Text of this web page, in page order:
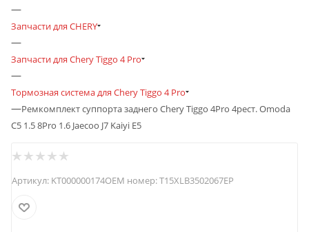
—
Запчасти для CHERY
—
Запчасти для Chery Tiggo 4 Pro
—
Тормозная система для Chery Tiggo 4 Pro
—Ремкомплект суппорта заднего Chery Tiggo 4Pro 4рест. Omoda
C5 1.5 8Pro 1.6 Jaecoo J7 Kaiyi E5
Артикул: KT000000174OEM номер:T15XLB3502067EP